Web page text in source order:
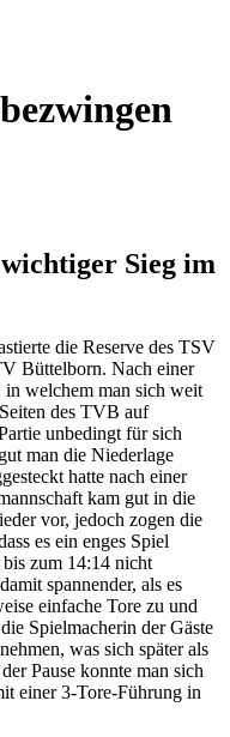
Sieg im
die Reserve des TSV
Büttelborn. Nach einer
welchem man sich weit
des TVB auf
unbedingt für sich
man die Niederlage
hatte nach einer
kam gut in die
vor, jedoch zogen die
es ein enges Spiel
zum 14:14 nicht
spannender, als es
einfache Tore zu und
Spielmacherin der Gäste
was sich später als
Pause konnte man sich
einer 3-Tore-Führung in